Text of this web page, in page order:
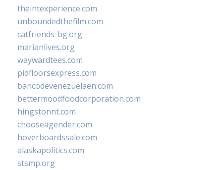
theintexperience.com
unboundedthefilm.com
catfriends-bg.org
marianlives.org
waywardtees.com
pidfloorsexpress.com
bancodevenezuelaen.com
bettermoodfoodcorporation.com
hingstonnt.com
chooseagender.com
hoverboardssale.com
alaskapolitics.com
stsmp.org